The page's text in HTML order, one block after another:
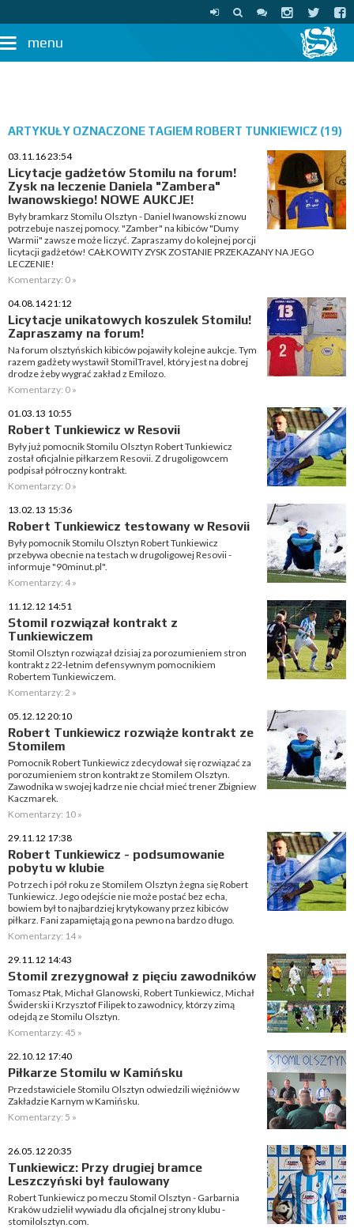
menu
ARTYKUŁY OZNACZONE TAGIEM ROBERT TUNKIEWICZ (19)
03.11.16 23:54
Licytacje gadżetów Stomilu na forum!
Zysk na leczenie Daniela "Zambera"
Iwanowskiego! NOWE AUKCJE!
Były bramkarz Stomilu Olsztyn - Daniel Iwanowski znowu
potrzebuje naszej pomocy. "Zamber" na kibiców "Dumy
Warmii" zawsze może liczyć. Zapraszamy do kolejnej porcji
licytacji gadżetów! CAŁKOWITY ZYSK ZOSTANIE PRZEKAZANY NA JEGO
LECZENIE!
Komentarzy: 0 »
04.08.14 21:12
Licytacje unikatowych koszulek Stomilu!
Zapraszamy na forum!
Na forum olsztyńskich kibiców pojawiły kolejne aukcje. Tym
razem gadżety wystawił StomilTravel, który jest na dobrej
drodze żeby wygrać zakład z Emilozo.
Komentarzy: 0 »
01.03.13 10:55
Robert Tunkiewicz w Resovii
Były już pomocnik Stomilu Olsztyn Robert Tunkiewicz
został oficjalnie piłkarzem Resovii. Z drugoligowcem
podpisał półroczny kontrakt.
Komentarzy: 0 »
13.02.13 15:36
Robert Tunkiewicz testowany w Resovii
Były pomocnik Stomilu Olsztyn Robert Tunkiewicz
przebywa obecnie na testach w drugoligowej Resovii -
informuje "90minut.pl".
Komentarzy: 4 »
11.12.12 14:51
Stomil rozwiązał kontrakt z
Tunkiewiczem
Stomil Olsztyn rozwiązał dzisiaj za porozumieniem stron
kontrakt z 22-letnim defensywnym pomocnikiem
Robertem Tunkiewiczem.
Komentarzy: 2 »
05.12.12 20:10
Robert Tunkiewicz rozwiąże kontrakt ze
Stomilem
Pomocnik Robert Tunkiewicz zdecydował się rozwiązać za
porozumieniem stron kontrakt ze Stomilem Olsztyn.
Zawodnika w swojej kadrze nie chciał mieć trener Zbigniew
Kaczmarek.
Komentarzy: 10 »
29.11.12 17:38
Robert Tunkiewicz - podsumowanie
pobytu w klubie
Po trzech i pół roku ze Stomilem Olsztyn żegna się Robert
Tunkiewicz. Jego odejście nie może postać bez echa,
bowiem był to najbardziej krytykowany przez kibiców
piłkarz. Fani zapamiętają go na pewno na bardzo długo.
Komentarzy: 14 »
29.11.12 14:43
Stomil zrezygnował z pięciu zawodników
Tomasz Ptak, Michał Glanowski, Robert Tunkiewicz, Michał
Świderski i Krzysztof Filipek to zawodnicy, którzy zimą
odejdą ze Stomilu Olsztyn.
Komentarzy: 45 »
22.10.12 17:40
Piłkarze Stomilu w Kamińsku
Przedstawiciele Stomilu Olsztyn odwiedzili więźniów w
Zakładzie Karnym w Kamińsku.
Komentarzy: 5 »
26.05.12 20:35
Tunkiewicz: Przy drugiej bramce
Leszczyński był faulowany
Robert Tunkiewicz po meczu Stomil Olsztyn - Garbarnia
Kraków udzielił wywiadu dla oficjalnej strony klubu -
stomilolsztyn.com.